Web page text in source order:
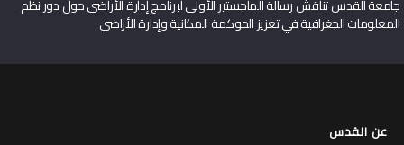
المعلومات الجغرافية في تعزيز الحوكمة المكانية وإدارة الأراضي
عن القدس